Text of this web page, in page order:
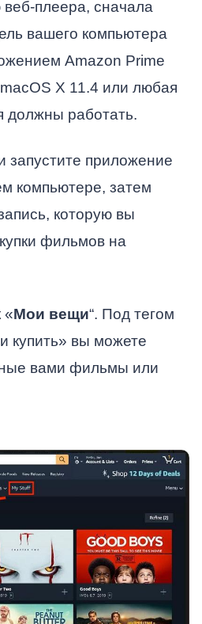
плеера, сначала
вашего компьютера
Amazon Prime
X 11.4 или любая
должны работать.
запустите приложение
компьютере, затем
которую вы
фильмов на
«Мои вещи“. Под тегом
купить» вы можете
вами фильмы или